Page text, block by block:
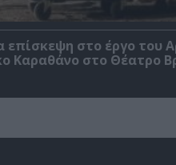
επίσκεψη στο έργο του
Καραθάνο στο Θέατρο